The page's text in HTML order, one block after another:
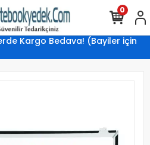
Kargo Bedava! (Bayiler için
0